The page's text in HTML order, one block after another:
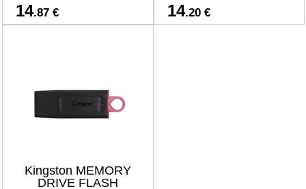
14.87 € 14.20 €
Kingston MEMORY
DRIVE FLASH